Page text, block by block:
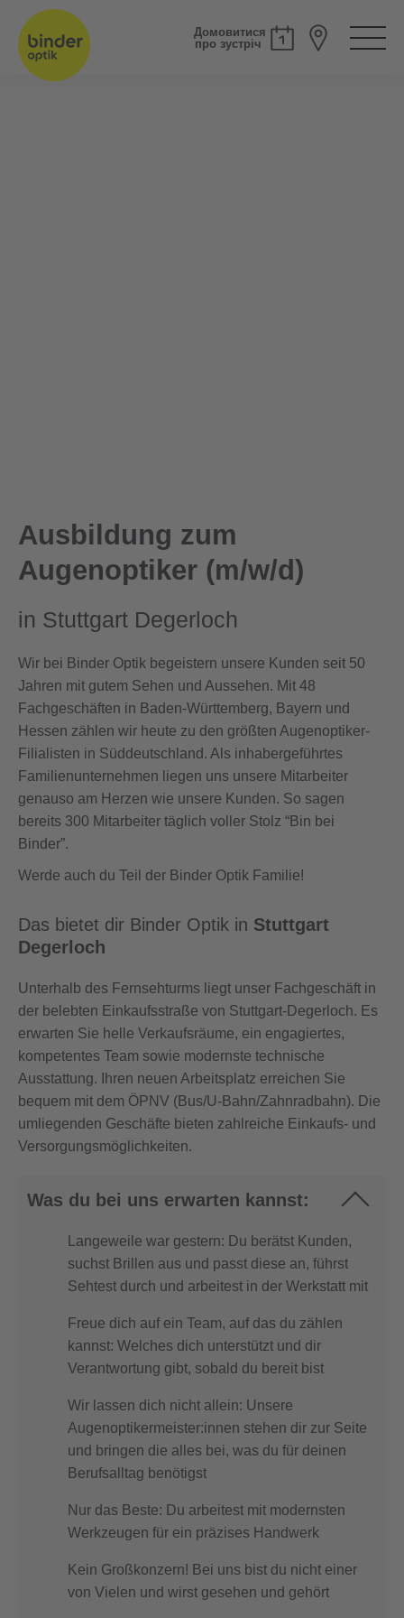
Домовитися
про зустріч
Ausbildung zum
Augenoptiker (m/w/d)
in Stuttgart Degerloch
Wir bei Binder Optik begeistern unsere Kunden seit 50
Jahren mit gutem Sehen und Aussehen. Mit 48
Fachgeschäften in Baden-Württemberg, Bayern und
Hessen zählen wir heute zu den größten Augenoptiker-
Filialisten in Süddeutschland. Als inhabergeführtes
Familienunternehmen liegen uns unsere Mitarbeiter
genauso am Herzen wie unsere Kunden. So sagen
bereits 300 Mitarbeiter täglich voller Stolz “Bin bei
Binder”.
Werde auch du Teil der Binder Optik Familie!
Das bietet dir Binder Optik in Stuttgart
Degerloch
Unterhalb des Fernsehturms liegt unser Fachgeschäft in
der belebten Einkaufsstraße von Stuttgart-Degerloch. Es
erwarten Sie helle Verkaufsräume, ein engagiertes,
kompetentes Team sowie modernste technische
Ausstattung. Ihren neuen Arbeitsplatz erreichen Sie
bequem mit dem ÖPNV (Bus/U-Bahn/Zahnradbahn). Die
umliegenden Geschäfte bieten zahlreiche Einkaufs- und
Versorgungsmöglichkeiten.
Was du bei uns erwarten kannst:
Langeweile war gestern: Du berätst Kunden,
suchst Brillen aus und passt diese an, führst
Sehtest durch und arbeitest in der Werkstatt mit
Freue dich auf ein Team, auf das du zählen
kannst: Welches dich unterstützt und dir
Verantwortung gibt, sobald du bereit bist
Wir lassen dich nicht allein: Unsere
Augenoptikermeister:innen stehen dir zur Seite
und bringen die alles bei, was du für deinen
Berufsalltag benötigst
Nur das Beste: Du arbeitest mit modernsten
Werkzeugen für ein präzises Handwerk
Kein Großkonzern! Bei uns bist du nicht einer
von Vielen und wirst gesehen und gehört